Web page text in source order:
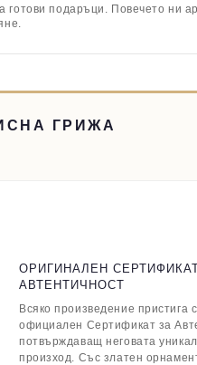
подаръци. Повечето ни
ГРИЖА
ОРИГИНАЛЕН
АВТЕНТИЧНОСТ
Всяко произведение пристига с
официален Сертификат за
потвърждаващ неговата
произход. Със златен